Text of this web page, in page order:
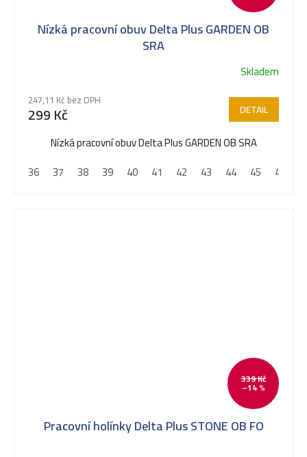
Nízká pracovní obuv Delta Plus GARDEN OB
SRA
Skladem
247,11 Kč bez DPH
299 Kč DETAIL
Nízká pracovní obuv Delta Plus GARDEN OB SRA
36
37 38 39 40 41 42 43 44 45 46
339 Kč
–14 %
Pracovní holínky Delta Plus STONE OB FO